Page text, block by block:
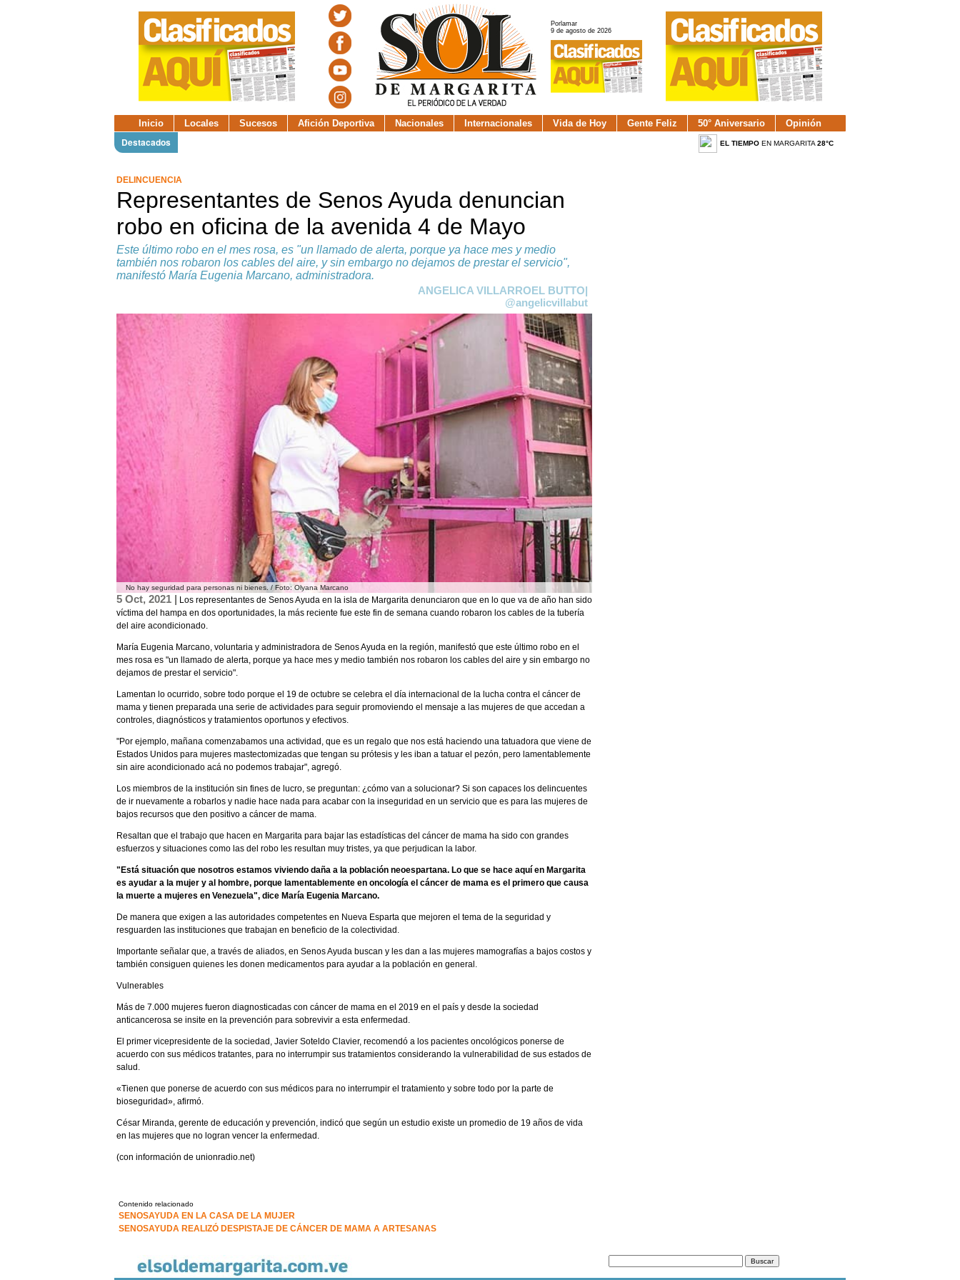
Porlamar
9 de agosto de 2026
Inicio Locales Sucesos Afición Deportiva Nacionales Internacionales Vida de Hoy Gente Feliz 50° Aniversario Opinión
Destacados EL TIEMPOEN MARGARITA 28°C
DELINCUENCIA
Representantes de Senos Ayuda denuncian
robo en oficina de la avenida 4 de Mayo
Este último robo en el mes rosa, es "un llamado de alerta, porque ya hace mes y medio
también nos robaron los cables del aire, y sin embargo no dejamos de prestar el servicio",
manifestó María Eugenia Marcano, administradora.
ANGELICA VILLARROEL BUTTO|
@angelicvillabut
No hay seguridad para personas ni bienes. / Foto: Olyana Marcano
5 Oct, 2021 | Los representantes de Senos Ayuda en la isla de Margarita denunciaron que en lo que va de año han sido
víctima del hampa en dos oportunidades, la más reciente fue este fin de semana cuando robaron los cables de la tubería
del aire acondicionado.
María Eugenia Marcano, voluntaria y administradora de Senos Ayuda en la región, manifestó que este último robo en el
mes rosa es "un llamado de alerta, porque ya hace mes y medio también nos robaron los cables del aire y sin embargo no
dejamos de prestar el servicio".
Lamentan lo ocurrido, sobre todo porque el 19 de octubre se celebra el día internacional de la lucha contra el cáncer de
mama y tienen preparada una serie de actividades para seguir promoviendo el mensaje a las mujeres de que accedan a
controles, diagnósticos y tratamientos oportunos y efectivos.
"Por ejemplo, mañana comenzabamos una actividad, que es un regalo que nos está haciendo una tatuadora que viene de
Estados Unidos para mujeres mastectomizadas que tengan su prótesis y les iban a tatuar el pezón, pero lamentablemente
sin aire acondicionado acá no podemos trabajar", agregó.
Los miembros de la institución sin fines de lucro, se preguntan: ¿cómo van a solucionar? Si son capaces los delincuentes
de ir nuevamente a robarlos y nadie hace nada para acabar con la inseguridad en un servicio que es para las mujeres de
bajos recursos que den positivo a cáncer de mama.
Resaltan que el trabajo que hacen en Margarita para bajar las estadísticas del cáncer de mama ha sido con grandes
esfuerzos y situaciones como las del robo les resultan muy tristes, ya que perjudican la labor.
"Está situación que nosotros estamos viviendo daña a la población neoespartana. Lo que se hace aquí en Margarita
es ayudar a la mujer y al hombre, porque lamentablemente en oncología el cáncer de mama es el primero que causa
la muerte a mujeres en Venezuela", dice María Eugenia Marcano.
De manera que exigen a las autoridades competentes en Nueva Esparta que mejoren el tema de la seguridad y
resguarden las instituciones que trabajan en beneficio de la colectividad.
Importante señalar que, a través de aliados, en Senos Ayuda buscan y les dan a las mujeres mamografías a bajos costos y
también consiguen quienes les donen medicamentos para ayudar a la población en general.
Vulnerables
Más de 7.000 mujeres fueron diagnosticadas con cáncer de mama en el 2019 en el país y desde la sociedad
anticancerosa se insite en la prevención para sobrevivir a esta enfermedad.
El primer vicepresidente de la sociedad, Javier Soteldo Clavier, recomendó a los pacientes oncológicos ponerse de
acuerdo con sus médicos tratantes, para no interrumpir sus tratamientos considerando la vulnerabilidad de sus estados de
salud.
«Tienen que ponerse de acuerdo con sus médicos para no interrumpir el tratamiento y sobre todo por la parte de
bioseguridad», afirmó.
César Miranda, gerente de educación y prevención, indicó que según un estudio existe un promedio de 19 años de vida
en las mujeres que no logran vencer la enfermedad.
(con información de unionradio.net)
Contenido relacionado
SENOSAYUDA EN LA CASA DE LA MUJER
SENOSAYUDA REALIZÓ DESPISTAJE DE CÁNCER DE MAMA A ARTESANAS